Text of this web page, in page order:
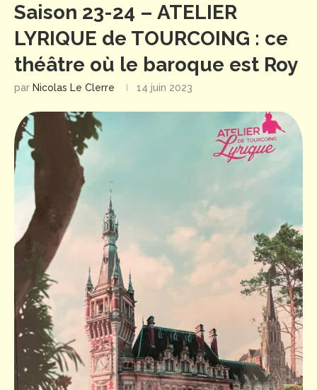
Saison 23-24 – ATELIER
LYRIQUE de TOURCOING : ce
théâtre où le baroque est Roy
par Nicolas Le Clerre 14 juin 2023